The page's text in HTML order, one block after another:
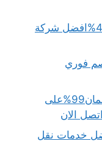
دينا نقل عفش حي غرناطة..خصم 40%افضل شركة
قرطبة بـ30%خصم فوري
شركة نقل عفش بالمدينة المنورة|ضمان99%على
حي النسيم بـ18%افضل خدمات نقل